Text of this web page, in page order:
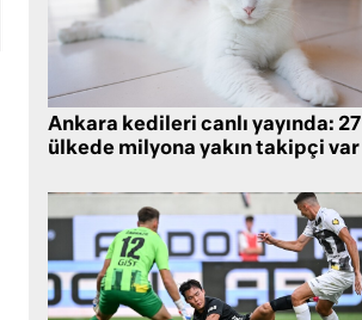
Ankara kedileri canlı yayında: 27
ülkede milyona yakın takipçi var